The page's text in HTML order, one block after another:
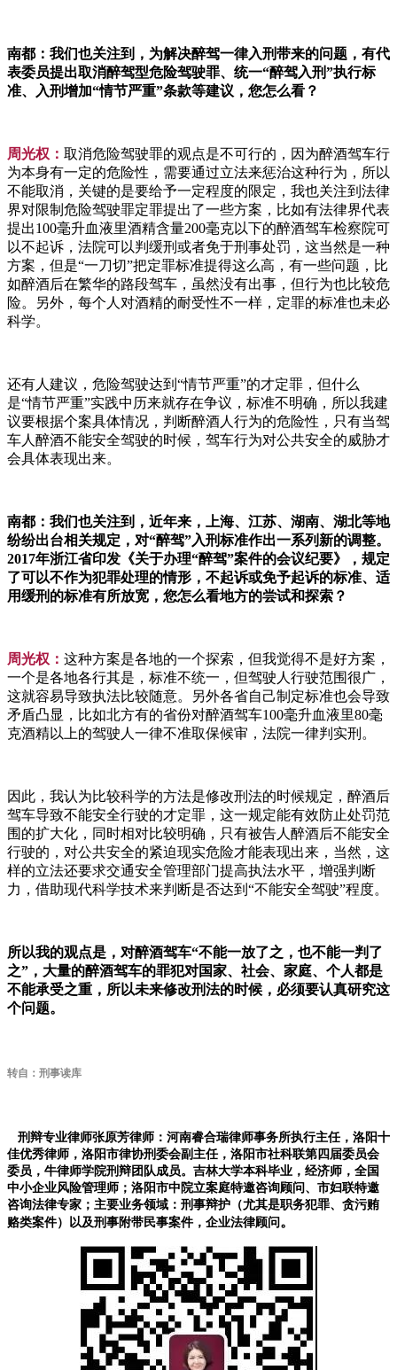
南都：我们也关注到，为解决醉驾一律入刑带来的问题，有代
表委员提出取消醉驾型危险驾驶罪、统一“醉驾入刑”执行标
准、入刑增加“情节严重”条款等建议，您怎么看？
周光权： 取消危险驾驶罪的观点是不可行的，因为醉酒驾车行
为本身有一定的危险性，需要通过立法来惩治这种行为，所以
不能取消，关键的是要给予一定程度的限定，我也关注到法律
界对限制危险驾驶罪定罪提出了一些方案，比如有法律界代表
提出100毫升血液里酒精含量200毫克以下的醉酒驾车检察院可
以不起诉，法院可以判缓刑或者免于刑事处罚，这当然是一种
方案，但是“一刀切”把定罪标准提得这么高，有一些问题，比
如醉酒后在繁华的路段驾车，虽然没有出事，但行为也比较危
险。另外，每个人对酒精的耐受性不一样，定罪的标准也未必
科学。
还有人建议，危险驾驶达到“情节严重”的才定罪，但什么
是“情节严重”实践中历来就存在争议，标准不明确，所以我建
议要根据个案具体情况，判断醉酒人行为的危险性，只有当驾
车人醉酒不能安全驾驶的时候，驾车行为对公共安全的威胁才
会具体表现出来。
南都：我们也关注到，近年来，上海、江苏、湖南、湖北等地
纷纷出台相关规定，对“醉驾”入刑标准作出一系列新的调整。
2017年浙江省印发《关于办理“醉驾”案件的会议纪要》，规定
了可以不作为犯罪处理的情形，不起诉或免予起诉的标准、适
用缓刑的标准有所放宽，您怎么看地方的尝试和探索？
周光权： 这种方案是各地的一个探索，但我觉得不是好方案，
一个是各地各行其是，标准不统一，但驾驶人行驶范围很广，
这就容易导致执法比较随意。另外各省自己制定标准也会导致
矛盾凸显，比如北方有的省份对醉酒驾车100毫升血液里80毫
克酒精以上的驾驶人一律不准取保候审，法院一律判实刑。
因此，我认为比较科学的方法是修改刑法的时候规定，醉酒后
驾车导致不能安全行驶的才定罪，这一规定能有效防止处罚范
围的扩大化，同时相对比较明确，只有被告人醉酒后不能安全
行驶的，对公共安全的紧迫现实危险才能表现出来，当然，这
样的立法还要求交通安全管理部门提高执法水平，增强判断
力，借助现代科学技术来判断是否达到“不能安全驾驶”程度。
所以我的观点是，对醉酒驾车“不能一放了之，也不能一判了
之”，大量的醉酒驾车的罪犯对国家、社会、家庭、个人都是
不能承受之重，所以未来修改刑法的时候，必须要认真研究这
个问题。
转自：刑事读库
刑辩专业律师张原芳律师：河南睿合瑞律师事务所执行主任，洛阳十
佳优秀律师，洛阳市律协刑委会副主任，洛阳市社科联第四届委员会
委员，牛律师学院刑辩团队成员。吉林大学本科毕业，经济师，全国
中小企业风险管理师；洛阳市中院立案庭特邀咨询顾问、市妇联特邀
咨询法律专家；主要业务领域：刑事辩护（尤其是职务犯罪、贪污贿
赂类案件）以及刑事附带民事案件，企业法律顾问 。